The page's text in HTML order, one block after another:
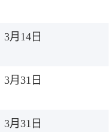
3月14日
3月31日
3月31日